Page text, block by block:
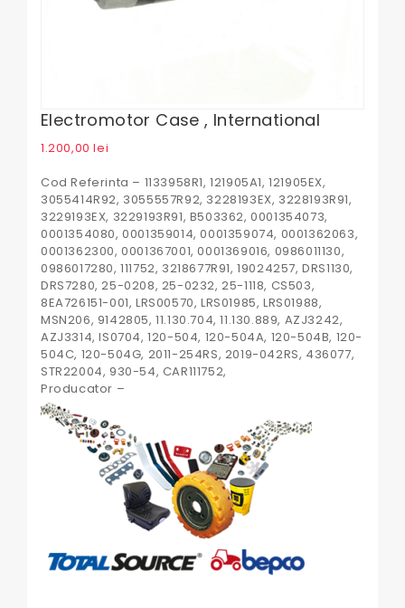
Electromotor Case , International
1.200,00lei
Cod Referinta – 1133958R1, 121905A1, 121905EX,
3055414R92, 3055557R92, 3228193EX, 3228193R91,
3229193EX, 3229193R91, B503362, 0001354073,
0001354080, 0001359014, 0001359074, 0001362063,
0001362300, 0001367001, 0001369016, 0986011130,
0986017280, 111752, 3218677R91, 19024257, DRS1130,
DRS7280, 25-0208, 25-0232, 25-1118, CS503,
8EA726151-001, LRS00570, LRS01985, LRS01988,
MSN206, 9142805, 11.130.704, 11.130.889, AZJ3242,
AZJ3314, IS0704, 120-504, 120-504A, 120-504B, 120-
504C, 120-504G, 2011-254RS, 2019-042RS, 436077,
STR22004, 930-54, CAR111752,
Producator –